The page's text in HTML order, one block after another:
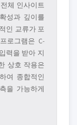
체 인사이트
성과 깊이를
인 교류가 포
로그램은 C-
력을 받아 지
상호 작용은
여 종합적인
을 가능하게